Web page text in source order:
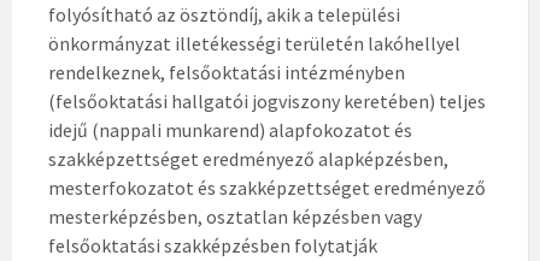
folyósítható az ösztöndíj, akik a települési
önkormányzat illetékességi területén lakóhellyel
rendelkeznek, felsőoktatási intézményben
(felsőoktatási hallgatói jogviszony keretében) teljes
idejű (nappali munkarend) alapfokozatot és
szakképzettséget eredményező alapképzésben,
mesterfokozatot és szakképzettséget eredményező
mesterképzésben, osztatlan képzésben vagy
felsőoktatási szakképzésben folytatják